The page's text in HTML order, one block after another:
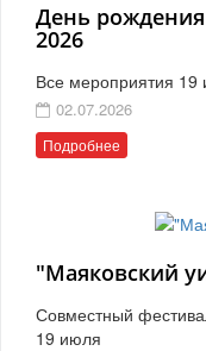
День
2026
Все мероприятия 19
02.07.2026
Подробнее
"Маяковский
Совместный
19 июля